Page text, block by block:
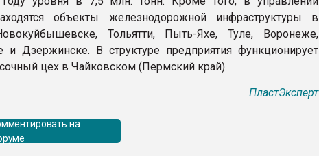
объекты железнодорожной инфраструктуры в
Тольятти, Пыть-Яхе, Туле, Воронеже,
Дзержинске. В структуре предприятия функционирует
цех в Чайковском (Пермский край).
ПластЭксперт
на